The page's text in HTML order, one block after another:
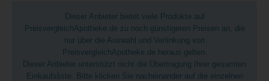
Dieser Anbieter bietet viele Produkte auf
PreisvergleichApotheke.de zu noch günstigeren Preisen an, die
nur über die Auswahl und Verlinkung von
PreisvergleichApotheke.de heraus gelten.
Dieser Anbieter unterstützt nicht die Übertragung Ihrer gesamten
Einkaufsliste. Bitte klicken Sie nacheinander auf die einzelnen